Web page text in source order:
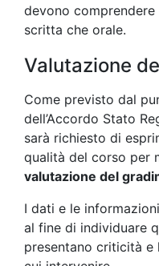
devono comprendere
scritta che orale.
Valutazione
Come previsto dal
dell’Accordo Stato
sarà richiesto di
qualità del corso per
valutazione del
I dati e le
al fine di individuare
presentano criticità e